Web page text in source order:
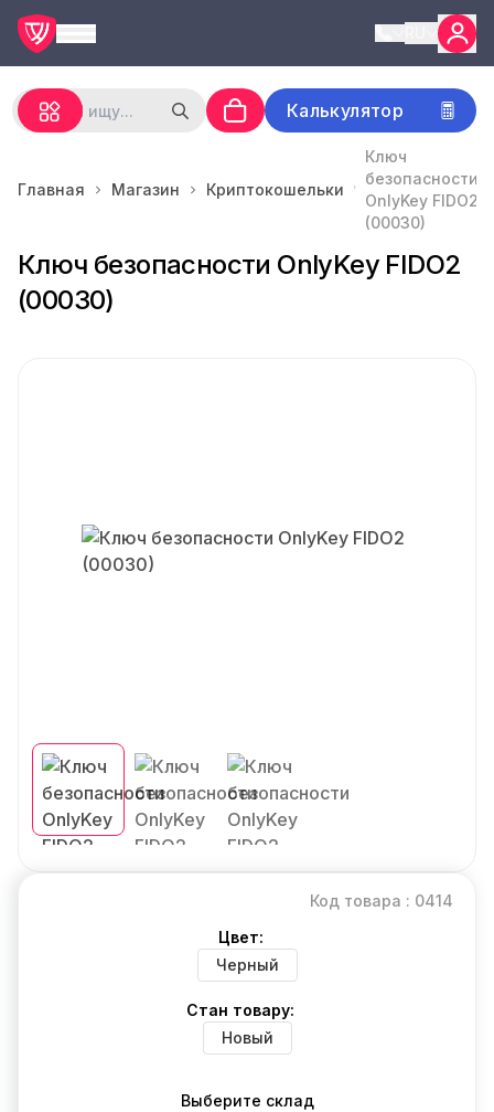
Калькулятор
Главная Магазин Криптокошельки
Ключ
безопасности
OnlyKey FIDO2
(00030)
Ключ безопасности OnlyKey FIDO2
(00030)
Код товара : 0414
Цвет:
Черный
Стан товару:
Новый
Выберите склад